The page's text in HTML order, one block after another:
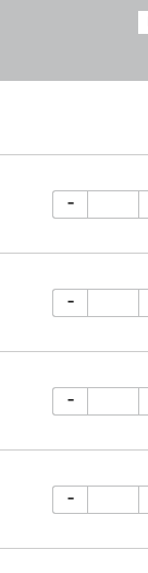
-
-
-
-